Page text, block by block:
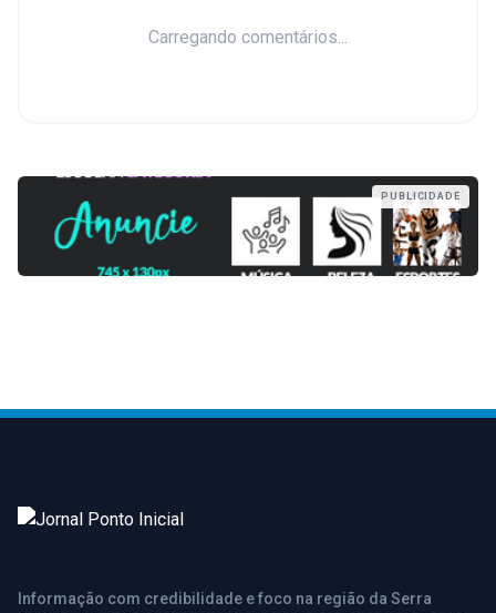
Carregando comentários...
PUBLICIDADE
Informação com credibilidade e foco na região da Serra